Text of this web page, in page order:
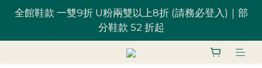
全館鞋款 一雙9折 U粉兩雙以上8折 (請務必登入)｜部
分鞋款 52 折起
台灣滿 $1,700 享免運優惠
U粉就是你！加入會員 $200 購物金馬上用~